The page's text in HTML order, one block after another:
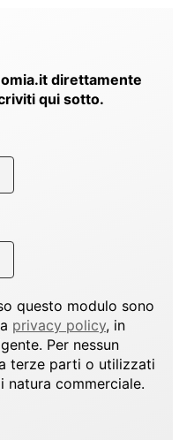
direttamente
qui sotto.
questo modulo sono
privacy policy, in
Per nessun
terze parti o utilizzati
natura commerciale.